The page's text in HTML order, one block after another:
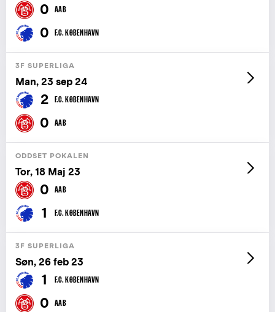
0 AAB
0 F.C. KØBENHAVN
3F SUPERLIGA
Man, 23 sep 24
2 F.C. KØBENHAVN
0 AAB
ODDSET POKALEN
Tor, 18 Maj 23
0 AAB
1 F.C. KØBENHAVN
3F SUPERLIGA
Søn, 26 feb 23
1 F.C. KØBENHAVN
0 AAB